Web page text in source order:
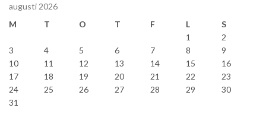
augusti 2026
M
T O T F L
S
1
2
3
4 5 6 7 8
9
10
11 12 13 14 15
16
17
18 19 20 21 22
23
24
25 26 27 28 29
30
31